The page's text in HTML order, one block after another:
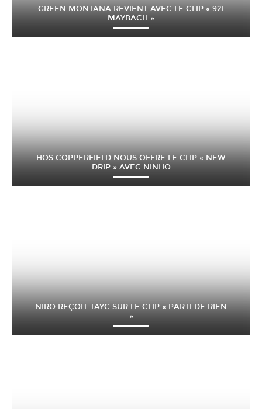
GREEN MONTANA REVIENT AVEC LE CLIP « 92I
MAYBACH »
HÖS COPPERFIELD NOUS OFFRE LE CLIP « NEW
DRIP » AVEC NINHO
NIRO REÇOIT TAYC SUR LE CLIP « PARTI DE RIEN
»